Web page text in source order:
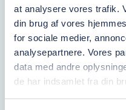
at analysere vores trafik.
din brug af vores
for sociale medier,
analysepartnere. Vores
data med andre
de har indsamlet fra din
202,50 DKK inkl. moms
Læg i kurv